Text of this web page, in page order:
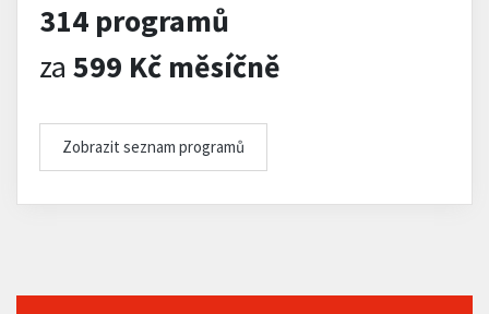
314 programů
za 599 Kč měsíčně
Zobrazit seznam programů